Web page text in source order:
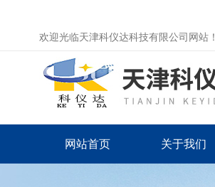
欢迎光临天津科仪达科技有限公司网站！
网站首页 关于我们